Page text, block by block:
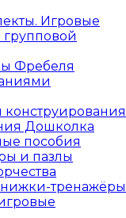
Игровые
Фребеля
Дошколка
пособия
и пазлы
тренажёры